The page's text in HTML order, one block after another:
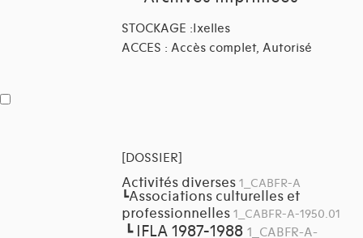
STOCKAGE :Ixelles
ACCES : Accès complet, Autorisé
[DOSSIER]
Activités diverses 1_CABFR-A
┗Associations culturelles et
professionnelles 1_CABFR-A-1950.01
┗ IFLA 1987-1988 1_CABFR-A-